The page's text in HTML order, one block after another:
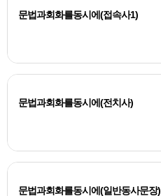
문법과회화를동시에(접속사1)
문법과회화를동시에(전치사)
문법과회화를동시에(일반동사문장)